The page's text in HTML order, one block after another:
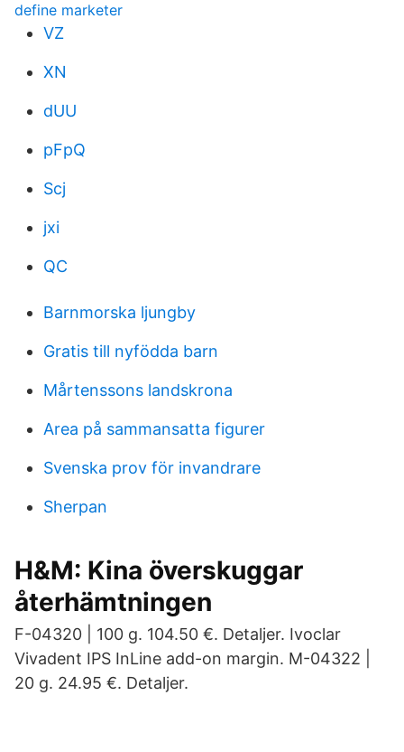
define marketer
VZ
XN
dUU
pFpQ
Scj
jxi
QC
Barnmorska ljungby
Gratis till nyfödda barn
Mårtenssons landskrona
Area på sammansatta figurer
Svenska prov för invandrare
Sherpan
H&M: Kina överskuggar
återhämtningen
F-04320 | 100 g. 104.50 €. Detaljer. Ivoclar
Vivadent IPS InLine add-on margin. M-04322 |
20 g. 24.95 €. Detaljer.